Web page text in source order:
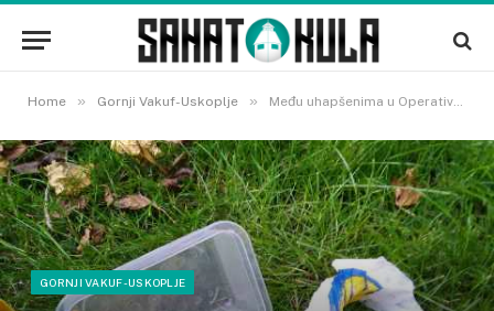
Home » Gornji Vakuf-Uskoplje » Među uhapšenima u Operativnoj akciji “VRBAS” i 26- godišnjak iz Grnice
GORNJI VAKUF-USKOPLJE